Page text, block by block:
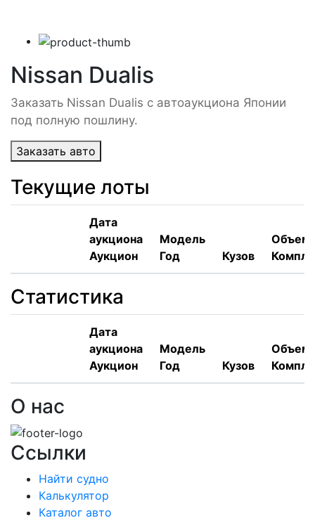
Nissan Dualis
Заказать Nissan Dualis с автоаукциона Японии
под полную пошлину.
Заказать авто
Текущие лоты
Дата
аукциона
Аукцион
Модель
Год
Кузов
Объем,
Статистика
Дата
аукциона
Аукцион
Модель
Год
Кузов
Объем,
О нас
Ссылки
Найти судно
Калькулятор
Каталог авто